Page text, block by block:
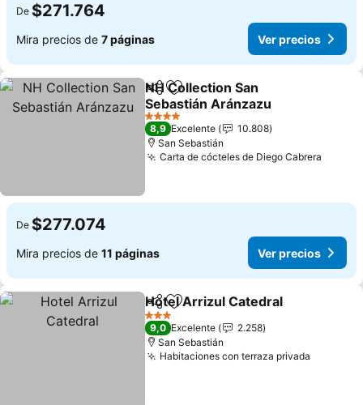
De $271.764
Mira precios de 7 páginas Ver precios
CompartirAgregar a favoritos
NH Collection San
Sebastián Aránzazu
Ver precios
4 Estrellas
8,9 Excelente
10.808
San Sebastián
Carta de cócteles de Diego Cabrera
De $277.074
Mira precios de 11 páginas Ver precios
CompartirAgregar a favoritos
Hotel Arrizul Catedral
3 Estrellas
9,0 Excelente
2.258
San Sebastián
Habitaciones con terraza privada